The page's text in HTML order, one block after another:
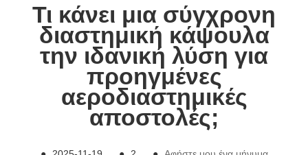
Τι κάνει μια σύγχρονη
διαστημική κάψουλα
την ιδανική λύση για
προηγμένες
αεροδιαστημικές
αποστολές;